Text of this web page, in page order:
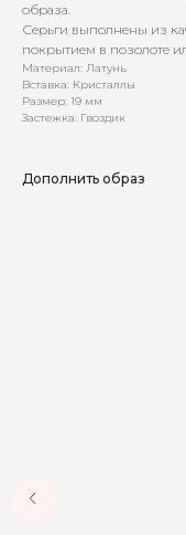
образа.
Серьги выполнены из
покрытием в позолоте
Материал: Латунь
Вставка: Кристаллы
Размер: 19 мм
Застежка: Гвоздик
Дополнить образ